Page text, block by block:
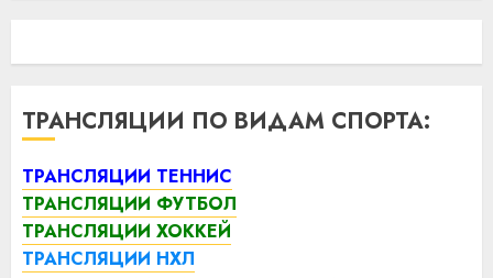
ТРАНСЛЯЦИИ ПО ВИДАМ СПОРТА:
ТРАНСЛЯЦИИ ТЕННИС
ТРАНСЛЯЦИИ ФУТБОЛ
ТРАНСЛЯЦИИ ХОККЕЙ
ТРАНСЛЯЦИИ НХЛ